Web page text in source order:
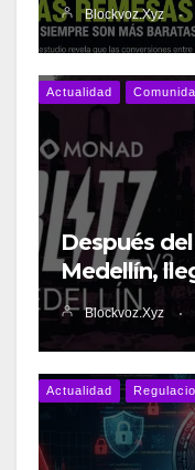
Blockvoz.xyz
Actualidad
Después
Medellín,
Blockvoz.xyz
Actualidad